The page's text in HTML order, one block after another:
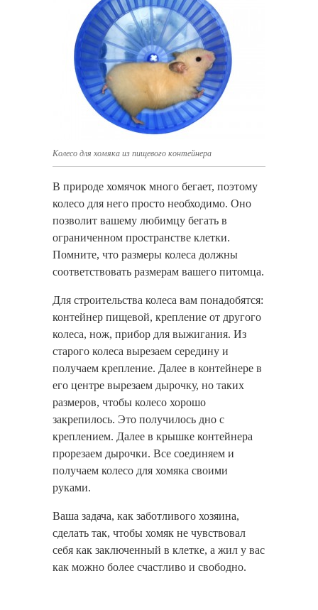
Колесо для хомяка из пищевого контейнера
В природе хомячок много бегает, поэтому
колесо для него просто необходимо. Оно
позволит вашему любимцу бегать в
ограниченном пространстве клетки.
Помните, что размеры колеса должны
соответствовать размерам вашего питомца.
Для строительства колеса вам понадобятся:
контейнер пищевой, крепление от другого
колеса, нож, прибор для выжигания. Из
старого колеса вырезаем середину и
получаем крепление. Далее в контейнере в
его центре вырезаем дырочку, но таких
размеров, чтобы колесо хорошо
закрепилось. Это получилось дно с
креплением. Далее в крышке контейнера
прорезаем дырочки. Все соединяем и
получаем колесо для хомяка своими
руками.
Ваша задача, как заботливого хозяина,
сделать так, чтобы хомяк не чувствовал
себя как заключенный в клетке, а жил у вас
как можно более счастливо и свободно.